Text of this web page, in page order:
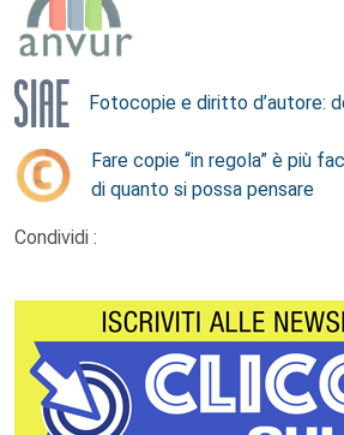
Fotocopie e diritto d’autore:
Fare copie “in regola” è più
di quanto si possa pensare
Condividi :